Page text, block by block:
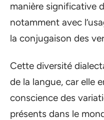
manière significative
notamment avec
la conjugaison des
Cette diversité
de la langue, car elle
conscience des
présents dans le